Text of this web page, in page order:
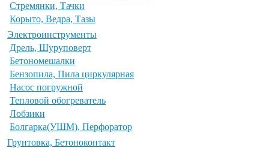
Стремянки, Тачки
Корыто, Ведра, Тазы
Электроинструменты
Дрель, Шуруповерт
Бетономешалки
Бензопила, Пила циркулярная
Насос погружной
Тепловой обогреватель
Лобзики
Болгарка(УШМ), Перфоратор
Грунтовка, Бетоноконтакт